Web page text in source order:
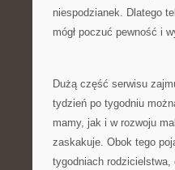
niespodzianek. Dlatego
mógł poczuć pewność i
Dużą część serwisu
tydzień po tygodniu
mamy, jak i w rozwoju
zaskakuje. Obok tego
tygodniach rodzicielstwa,